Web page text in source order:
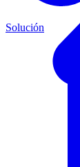
Solución